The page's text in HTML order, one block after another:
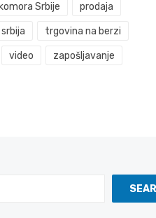
Srbije prodaja
srbija trgovina na berzi
video zapošljavanje